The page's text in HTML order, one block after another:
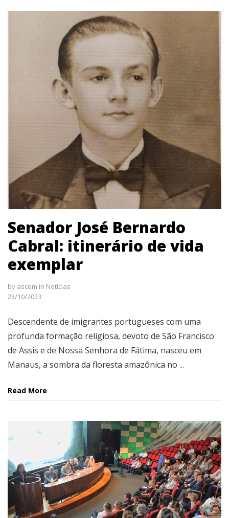
Senador José Bernardo
Cabral: itinerário de vida
exemplar
by ascom in Notícias
23/10/2023
Descendente de imigrantes portugueses com uma
profunda formação religiosa, devoto de São Francisco
de Assis e de Nossa Senhora de Fátima, nasceu em
Manaus, a sombra da floresta amazônica no ...
Read More